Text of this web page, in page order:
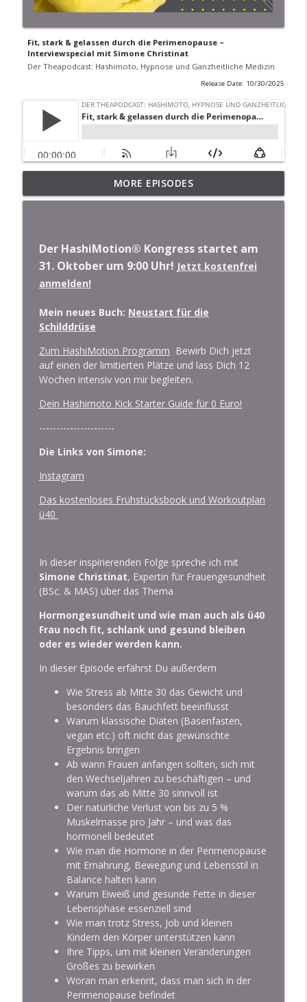
Fit, stark & gelassen durch die Perimenopause –
Interviewspecial mit Simone Christinat
Der Theapodcast: Hashimoto, Hypnose und Ganzheitliche Medizin
Release Date: 10/30/2025
Female Health: Warum Frauen mehr
brauchen als Standardmedizin-
So startest Du Dein Nervensystem neu!
Interviewspecial mit Dr. Jessica Klebe
Ganzheitliche Medizin
Darmgesundheit der Schlüssel zur
Heilung sein kann – Interviewspecial mit
Jana Müller
Ganzheitliche Medizin
Perimenopause – Interviewspecial mit
Der Theapodcast: Hashimoto, Hypnose und
Ganzheitliche Medizin
Der Theapodcast: Hashimoto, Hypnose und
Ganzheitliche Medizin
Vom Burnout zur Powerfrau:
Interviewspecial mit Christina Hillesheim
von happydings
Ganzheitliche Medizin
Der Theapodcast: Hashimoto, Hypnose und
Ganzheitliche Medizin
Wie Dein Bauch Deine Schilddrüse
beeinflusst - Interviewspecial mit Dr.
Ganzheitliche Medizin
kraftvolle Wirkung ätherischer Öle -
Der Theapodcast: Hashimoto, Hypnose und
Ganzheitliche Medizin
Hashimoto & Angst: Was steckt dahinter
und wie wirst Du sie los?
MORE EPISODES
Der HashiMotion® Kongress startet am
31. Oktober um 9:00 Uhr! Jetzt kostenfrei
anmelden!
Mein neues Buch: Neustart für die
Schilddrüse
Zum HashiMotion Programm Bewirb Dich jetzt
auf einen der limitierten Plätze und lass Dich 12
Wochen intensiv von mir begleiten.
Dein Hashimoto Kick Starter Guide für 0 Euro!
----------------------
Die Links von Simone:
Instagram
Das kostenloses Frühstücksbook und Workoutplan
ü40
In dieser inspirierenden Folge spreche ich mit
Simone Christinat, Expertin für Frauengesundheit
(BSc. & MAS) über das Thema
Hormongesundheit und wie man auch als ü40
Frau noch fit, schlank und gesund bleiben
oder es wieder werden kann.
In dieser Episode erfährst Du außerdem
Wie Stress ab Mitte 30 das Gewicht und
besonders das Bauchfett beeinflusst
Warum klassische Diäten (Basenfasten,
vegan etc.) oft nicht das gewünschte
Ergebnis bringen
Ab wann Frauen anfangen sollten, sich mit
den Wechseljahren zu beschäftigen – und
warum das ab Mitte 30 sinnvoll ist
Der natürliche Verlust von bis zu 5 %
Muskelmasse pro Jahr – und was das
hormonell bedeutet
Wie man die Hormone in der Perimenopause
mit Ernährung, Bewegung und Lebensstil in
Balance halten kann
Warum Eiweiß und gesunde Fette in dieser
Lebensphase essenziell sind
Wie man trotz Stress, Job und kleinen
Kindern den Körper unterstützen kann
Ihre Tipps, um mit kleinen Veränderungen
Großes zu bewirken
Woran man erkennt, dass man sich in der
Perimenopause befindet